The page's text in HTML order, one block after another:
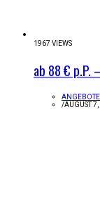
1967 VIEWS
ab 88 € p.P.
/AUGUST